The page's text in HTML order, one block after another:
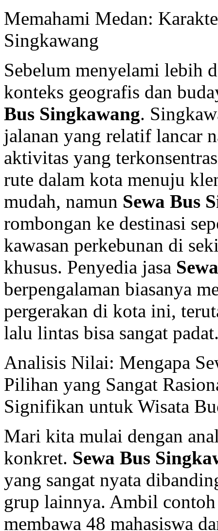
Memahami Medan:
Singkawang
Sebelum menyelami lebih
konteks geografis dan
Bus Singkawang.
jalanan yang relatif lancar
aktivitas yang
rute dalam kota menuju
mudah, namun Sewa Bus
rombongan ke destinasi
kawasan perkebunan di
khusus. Penyedia jasa
berpengalaman biasanya
pergerakan di kota ini,
lalu lintas bisa sangat
Analisis Nilai: Mengapa
Pilihan yang Sangat
Signifikan untuk Wisata
Mari kita mulai dengan
konkret. Sewa Bus
yang sangat nyata
grup lainnya. Ambil
membawa 48 mahasiswa